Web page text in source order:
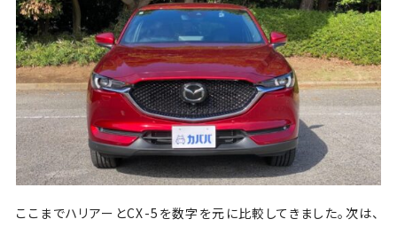
ここまでハリアーとCX-5を数字を元に比較してきました。次は、